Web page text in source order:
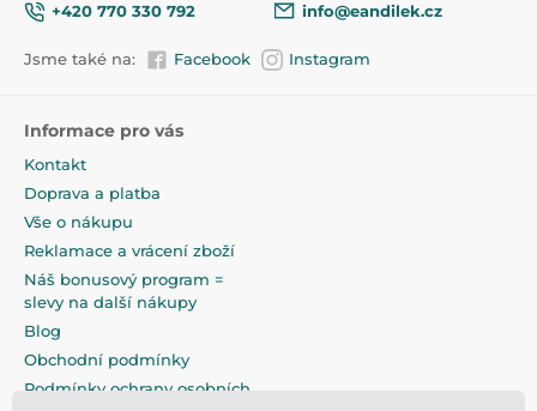
+420 770 330 792
info@eandilek.cz
Jsme také na: Facebook Instagram
Informace pro vás
Kontakt
Doprava a platba
Vše o nákupu
Reklamace a vrácení zboží
Náš bonusový program =
slevy na další nákupy
Blog
Obchodní podmínky
Podmínky ochrany osobních